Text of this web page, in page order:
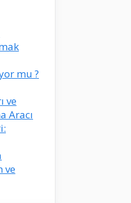
mu ?
ve
Aracı
ve